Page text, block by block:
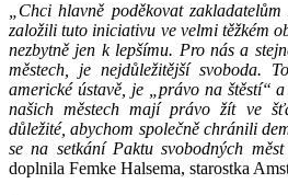
„Chci hlavně poděkovat
založili tuto iniciativu ve velmi těžkém
nezbytně jen k lepšímu. Pro nás a
městech, je nejdůležitější
americké ústavě, je „právo na štěstí“
našich městech mají právo žít ve
důležité, abychom společně chránili
se na setkání Paktu svobodných
doplnila Femke Halsema, starostka